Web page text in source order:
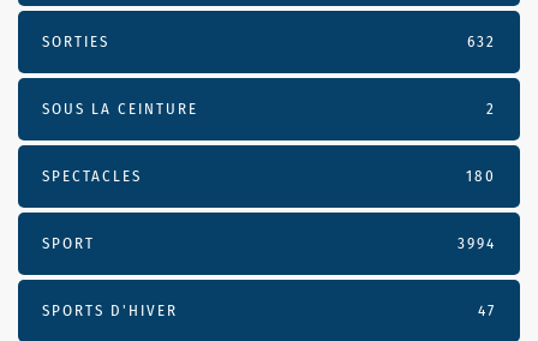
SORTIES 632
SOUS LA CEINTURE 2
SPECTACLES 180
SPORT 3994
SPORTS D'HIVER 47